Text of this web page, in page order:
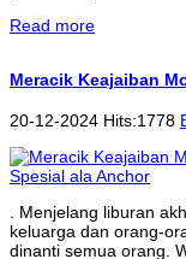
Read more
Meracik Keajaiban
20-12-2024 Hits:1778
. Menjelang liburan
keluarga dan orang-
dinanti semua orang.